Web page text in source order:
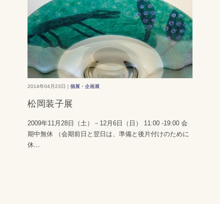
2014年04月23日 | 個展・企画展
松岡装子展
2009年11月28日（土）－12月6日（日） 11:00 -19:00 会
期中無休 （会期前日と翌日は、準備と後片付けのために
休...